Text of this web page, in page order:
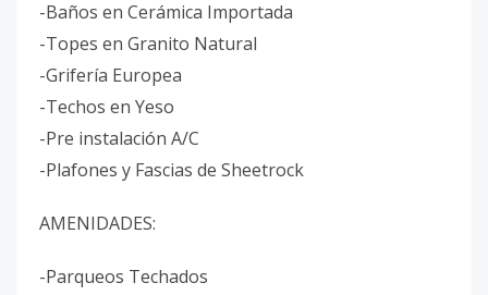
-Baños en Cerámica Importada
-Topes en Granito Natural
-Grifería Europea
-Techos en Yeso
-Pre instalación A/C
-Plafones y Fascias de Sheetrock
AMENIDADES:
-Parqueos Techados